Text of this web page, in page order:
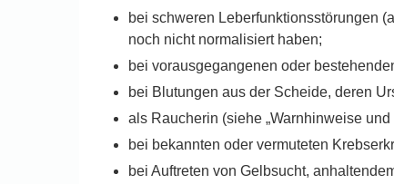
bei schweren Leberfunktionsstörungen
noch nicht normalisiert haben;
bei vorausgegangenen oder
bei Blutungen aus der Scheide, deren
als Raucherin (siehe „Warnhinweise
bei bekannten oder vermuteten
bei Auftreten von Gelbsucht,